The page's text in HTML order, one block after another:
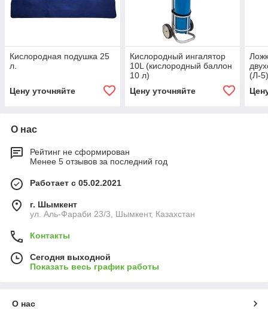
Кислородная подушка 25
л.
Цену уточняйте
Кислородный ингалятор
10L (кислородный баллон
10 л)
Цену уточняйте
(Л-
О нас
Рейтинг не сформирован
Менее 5 отзывов за последний год
Работает с 05.02.2021
г. Шымкент
ул. Аль-Фараби 23/3, Шымкент, Казахстан
Контакты
Сегодня выходной
Показать весь график работы
О нас